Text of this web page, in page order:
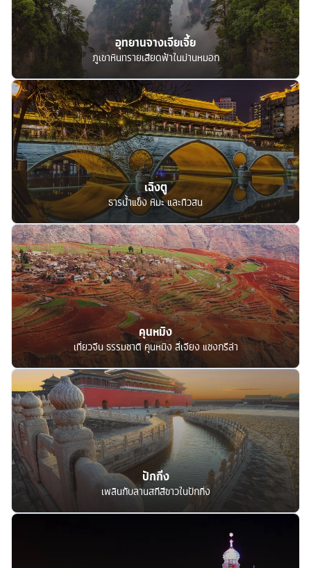
อุทยานจางเจียเจี้ย
ภูเขาหินทรายเสียดฟ้าในม่านหมอก
เฉิงตู
ธารน้ำแข็ง หิมะ และทิวสน
คุนหมิง
เที่ยวจีน ธรรมชาติ คุนหมิง ลี่เจียง แชงกรีล่า
ปักกิ่ง
เพลินกับลานสกีสีขาวในปักกิ่ง